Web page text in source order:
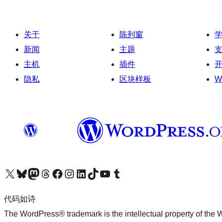
关于
新闻
主机
隐私
陈列窗
主题
插件
区块样板
关注我们的 X（原 Twitter）账号访问我们的 Bluesky 账号关注我们的 Mastodon 账号访问我们的 Threads 账号 访问我们的 Facebook 公共主页关注我们的 Instagram 账号 关注我们的 LinkedIn 主页访问我们的 TikTok 账号访问我们的 YouTube 频道 访问我们的 Tumblr 账号
代码如诗
The WordPress® trademark is the intellectual property of the